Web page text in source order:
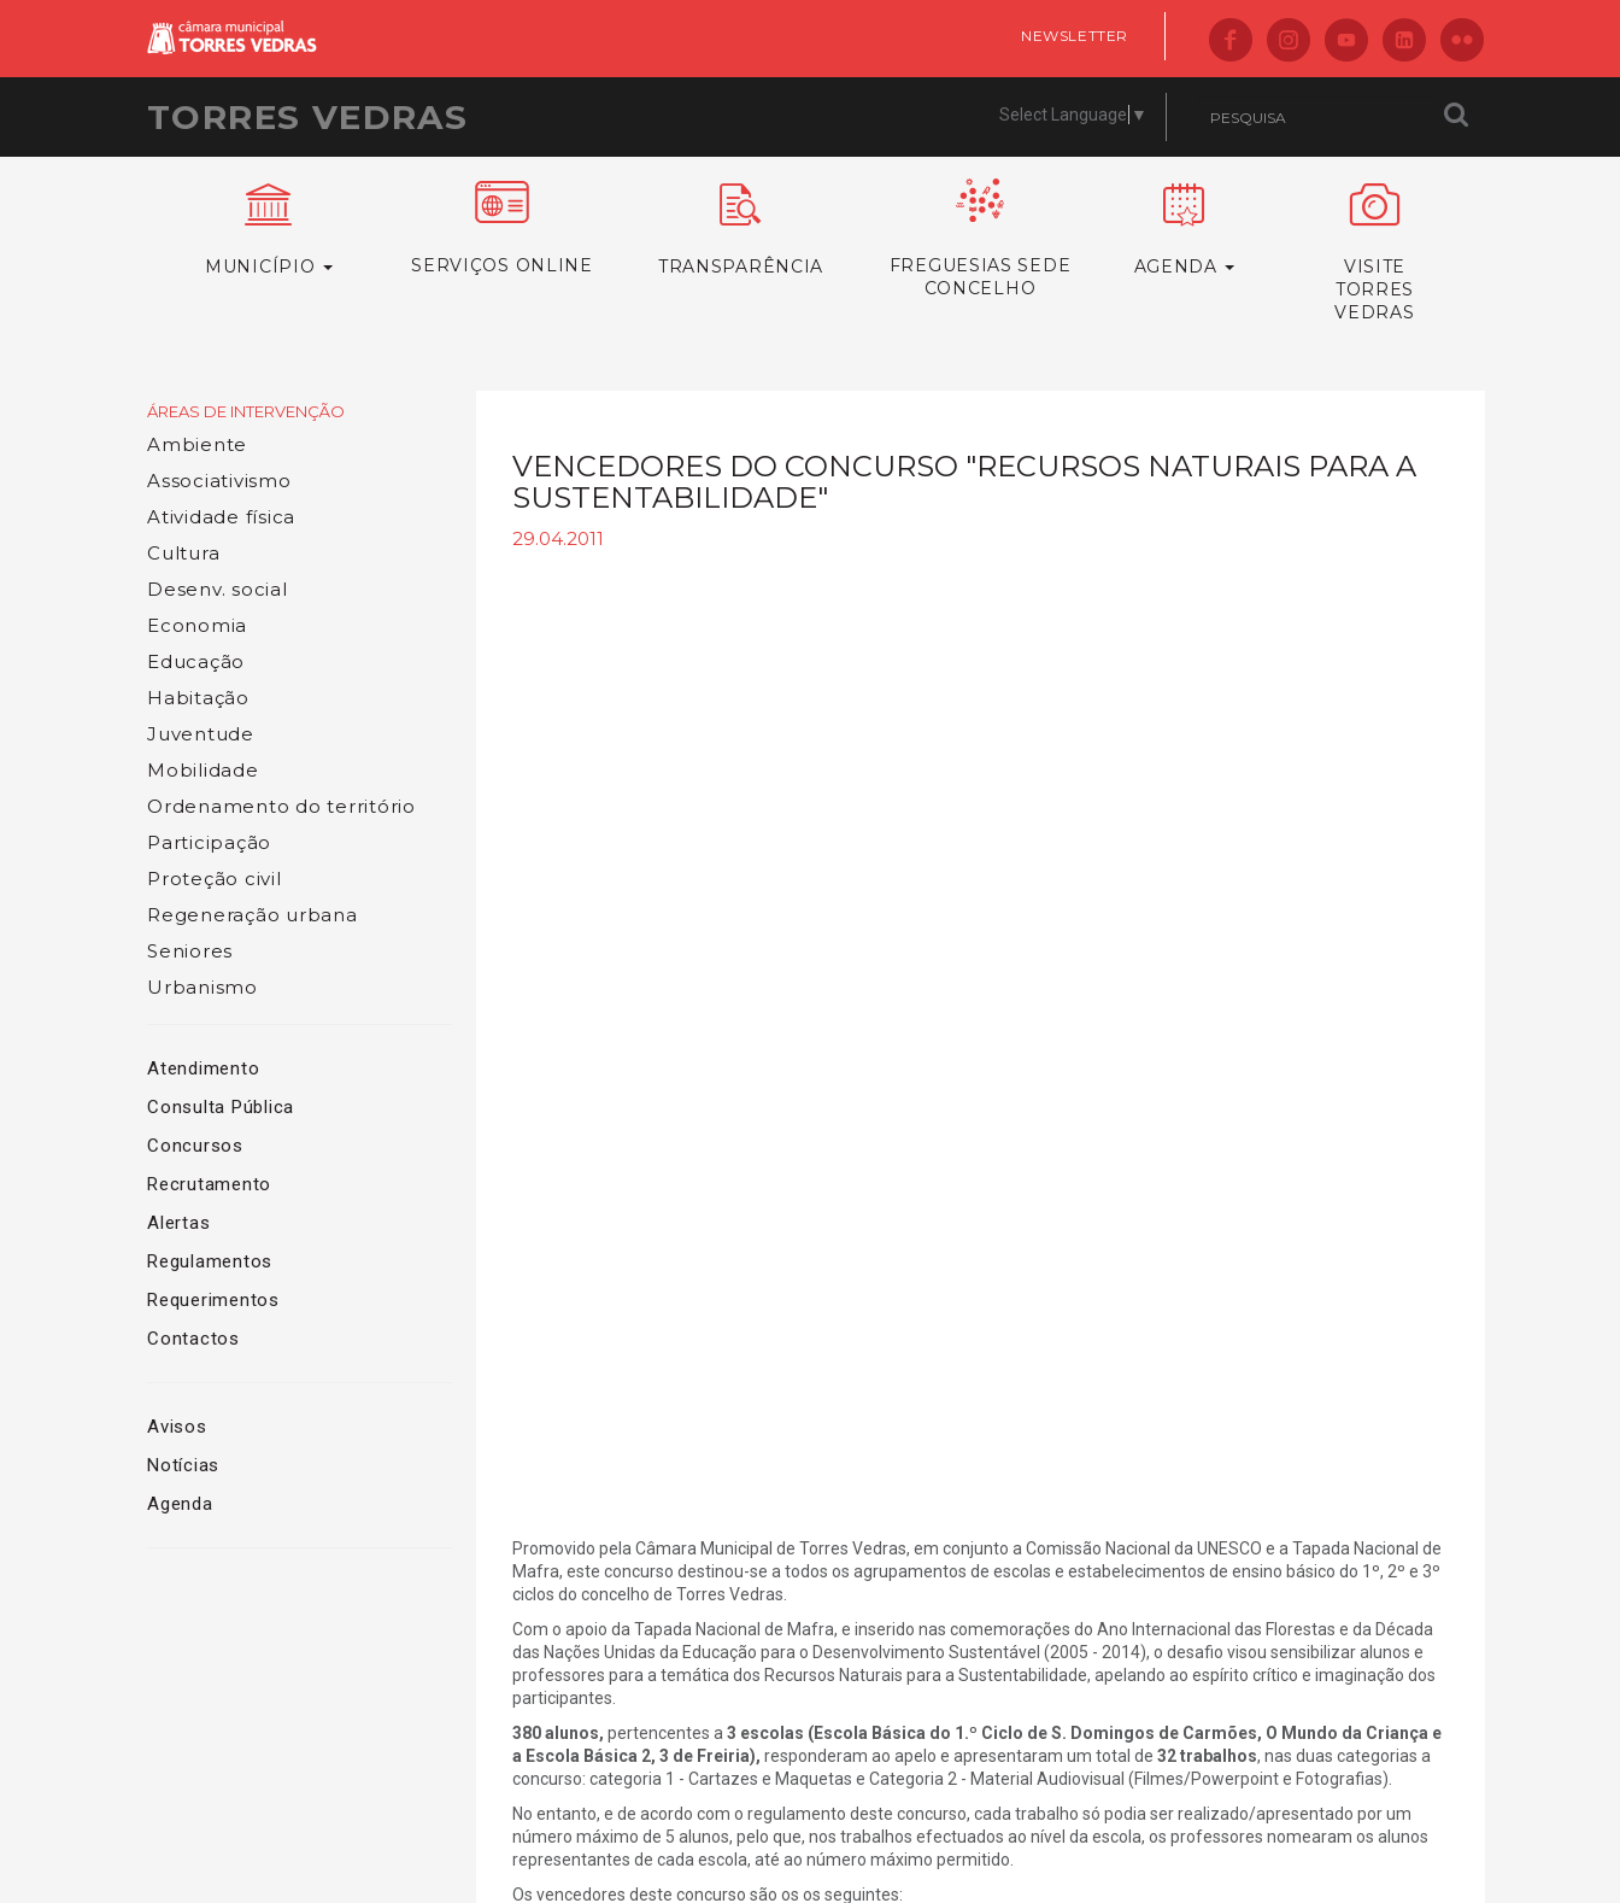
NEWSLETTER
TORRES VEDRAS Select Language ▼
MUNICÍPIO SERVIÇOS ONLINE TRANSPARÊNCIA
FREGUESIAS SEDE
CONCELHO
AGENDA
VISITE
TORRES
VEDRAS
ÁREAS DE INTERVENÇÃO
Ambiente
Associativismo
Atividade física
Cultura
Desenv. social
Economia
Educação
Habitação
Juventude
Mobilidade
Ordenamento do território
Participação
Proteção civil
Regeneração urbana
Seniores
Urbanismo
Atendimento
Consulta Pública
Concursos
Recrutamento
Alertas
Regulamentos
Requerimentos
Contactos
Avisos
Notícias
Agenda
VENCEDORES DO CONCURSO "RECURSOS NATURAIS PARA A
SUSTENTABILIDADE"
29.04.2011
Promovido pela Câmara Municipal de Torres Vedras, em conjunto a Comissão Nacional da UNESCO e a Tapada Nacional de
Mafra, este concurso destinou-se a todos os agrupamentos de escolas e estabelecimentos de ensino básico do 1º, 2º e 3º
ciclos do concelho de Torres Vedras.
Com o apoio da Tapada Nacional de Mafra, e inserido nas comemorações do Ano Internacional das Florestas e da Década
das Nações Unidas da Educação para o Desenvolvimento Sustentável (2005 - 2014), o desafio visou sensibilizar alunos e
professores para a temática dos Recursos Naturais para a Sustentabilidade, apelando ao espírito crítico e imaginação dos
participantes.
380 alunos, pertencentes a 3 escolas (Escola Básica do 1.º Ciclo de S. Domingos de Carmões, O Mundo da Criança e
a Escola Básica 2, 3 de Freiria), responderam ao apelo e apresentaram um total de 32 trabalhos, nas duas categorias a
concurso: categoria 1 - Cartazes e Maquetas e Categoria 2 - Material Audiovisual (Filmes/Powerpoint e Fotografias).
No entanto, e de acordo com o regulamento deste concurso, cada trabalho só podia ser realizado/apresentado por um
número máximo de 5 alunos, pelo que, nos trabalhos efectuados ao nível da escola, os professores nomearam os alunos
representantes de cada escola, até ao número máximo permitido.
Os vencedores deste concurso são os os seguintes: